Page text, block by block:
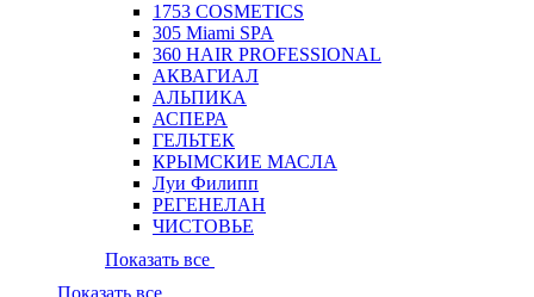
1753 COSMETICS
305 Miami SPA
360 HAIR PROFESSIONAL
АКВАГИАЛ
АЛЬПИКА
АСПЕРА
ГЕЛЬТЕК
КРЫМСКИЕ МАСЛА
Луи Филипп
РЕГЕНЕЛАН
ЧИСТОВЬЕ
Показать все
Показать все